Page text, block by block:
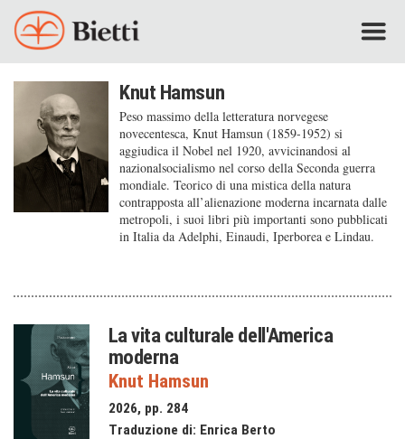
Knut Hamsun
Peso massimo della letteratura norvegese
novecentesca, Knut Hamsun (1859-1952) si
aggiudica il Nobel nel 1920, avvicinandosi al
nazionalsocialismo nel corso della Seconda guerra
mondiale. Teorico di una mistica della natura
contrapposta all’alienazione moderna incarnata dalle
metropoli, i suoi libri più importanti sono pubblicati
in Italia da Adelphi, Einaudi, Iperborea e Lindau.
La vita culturale dell'America
moderna
Knut Hamsun
2026, pp. 284
Traduzione di: Enrica Berto